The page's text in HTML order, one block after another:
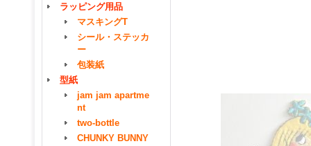
ラッピング用品
マスキングT
シール・ステッカ
ー
包装紙
型紙
jam jam apartme
nt
two-bottle
CHUNKY BUNNY